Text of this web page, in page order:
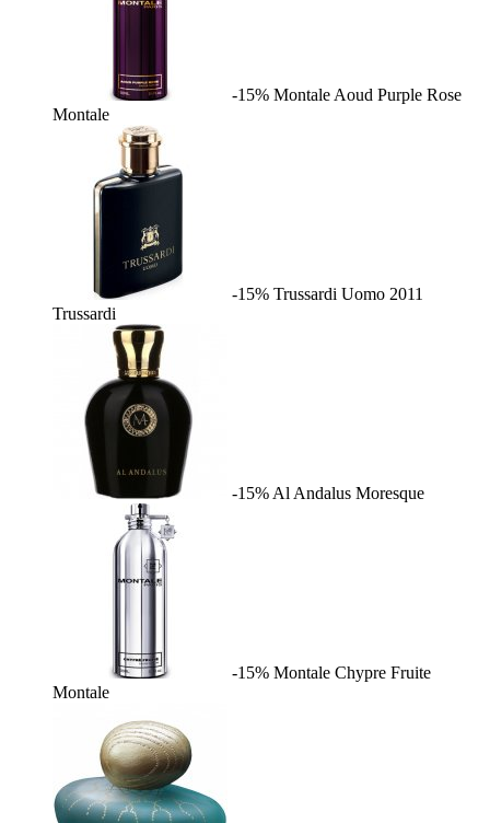
-15% Montale Aoud Purple Rose
Montale
-15% Trussardi Uomo 2011
Trussardi
-15% Al Andalus Moresque
-15% Montale Chypre Fruite
Montale